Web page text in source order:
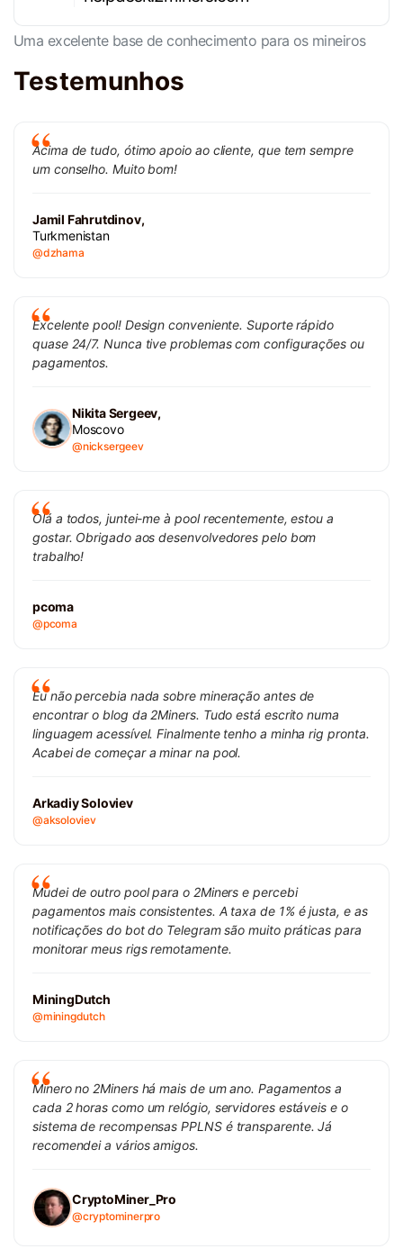
Uma excelente base de conhecimento para os mineiros
Testemunhos
Acima de tudo, ótimo apoio ao cliente, que tem sempre
um conselho. Muito bom!
Jamil Fahrutdinov,
Turkmenistan
@dzhama
Excelente pool! Design conveniente. Suporte rápido
quase 24/7. Nunca tive problemas com configurações ou
pagamentos.
Nikita Sergeev,
Moscovo
@nicksergeev
Olá a todos, juntei-me à pool recentemente, estou a
gostar. Obrigado aos desenvolvedores pelo bom
trabalho!
pcoma
@pcoma
Eu não percebia nada sobre mineração antes de
encontrar o blog da 2Miners. Tudo está escrito numa
linguagem acessível. Finalmente tenho a minha rig pronta.
Acabei de começar a minar na pool.
Arkadiy Soloviev
@aksoloviev
Mudei de outro pool para o 2Miners e percebi
pagamentos mais consistentes. A taxa de 1% é justa, e as
notificações do bot do Telegram são muito práticas para
monitorar meus rigs remotamente.
MiningDutch
@miningdutch
Minero no 2Miners há mais de um ano. Pagamentos a
cada 2 horas como um relógio, servidores estáveis e o
sistema de recompensas PPLNS é transparente. Já
recomendei a vários amigos.
CryptoMiner_Pro
@cryptominerpro